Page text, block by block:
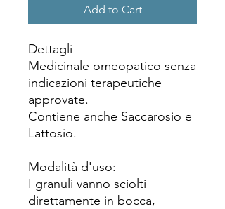
Add to Cart
Dettagli
Medicinale omeopatico senza
indicazioni terapeutiche
approvate.
Contiene anche Saccarosio e
Lattosio.
Modalità d'uso:
I granuli vanno sciolti
direttamente in bocca,